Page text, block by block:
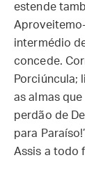
estende
intermédio
concede.
Porciúncula;
as almas
perdão de
para
Assis a todo